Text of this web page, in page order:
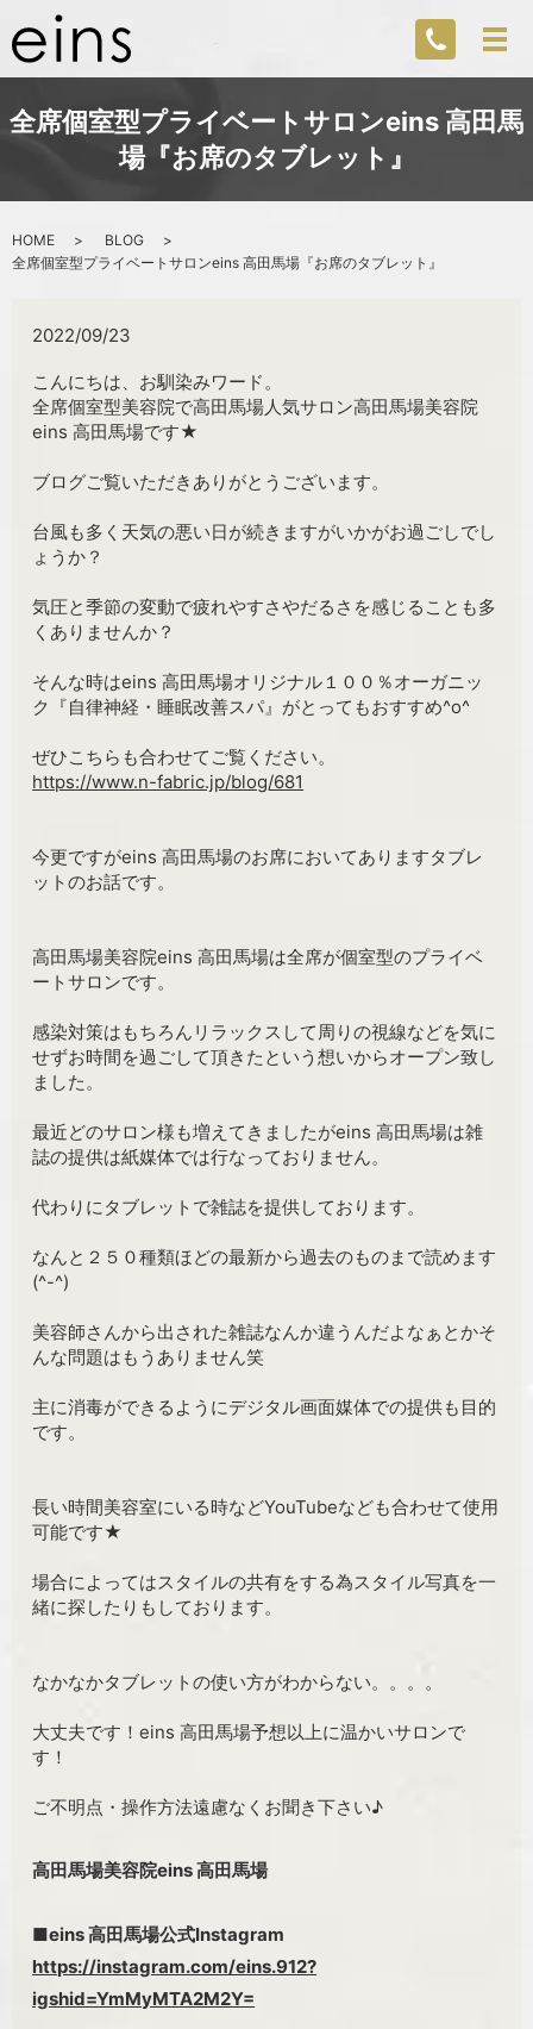
全席個室型プライベートサロンeins 高田馬
場『お席のタブレット』
HOME
BLOG
全席個室型プライベートサロンeins 高田馬場『お席のタブレット』
2022/09/23
こんにちは、お馴染みワード。
全席個室型美容院で高田馬場人気サロン高田馬場美容院
eins 高田馬場です★
ブログご覧いただきありがとうございます。
台風も多く天気の悪い日が続きますがいかがお過ごしでし
ょうか？
気圧と季節の変動で疲れやすさやだるさを感じることも多
くありませんか？
そんな時はeins 高田馬場オリジナル１００％オーガニッ
ク『自律神経・睡眠改善スパ』がとってもおすすめ^o^
ぜひこちらも合わせてご覧ください。
https://www.n-fabric.jp/blog/681
今更ですがeins 高田馬場のお席においてありますタブレ
ットのお話です。
高田馬場美容院eins 高田馬場は全席が個室型のプライベ
ートサロンです。
感染対策はもちろんリラックスして周りの視線などを気に
せずお時間を過ごして頂きたという想いからオープン致し
ました。
最近どのサロン様も増えてきましたがeins 高田馬場は雑
誌の提供は紙媒体では行なっておりません。
代わりにタブレットで雑誌を提供しております。
なんと２５０種類ほどの最新から過去のものまで読めます
(^-^)
美容師さんから出された雑誌なんか違うんだよなぁとかそ
んな問題はもうありません笑
主に消毒ができるようにデジタル画面媒体での提供も目的
です。
長い時間美容室にいる時などYouTubeなども合わせて使用
可能です★
場合によってはスタイルの共有をする為スタイル写真を一
緒に探したりもしております。
なかなかタブレットの使い方がわからない。。。。
大丈夫です！eins 高田馬場予想以上に温かいサロンで
す！
ご不明点・操作方法遠慮なくお聞き下さい♪
高田馬場美容院eins 高田馬場
■eins 高田馬場公式Instagram
https://instagram.com/eins.912?
igshid=YmMyMTA2M2Y=